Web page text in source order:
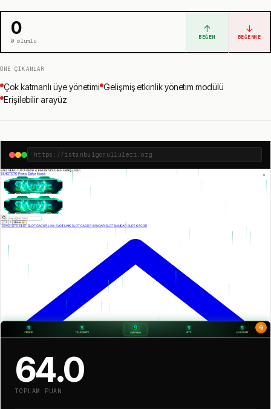
0
0olumlu
↑
BEĞEN
↓
BEĞENME
ÖNE ÇIKANLAR
Çok katmanlı üye yönetimi Gelişmiş etkinlik yönetim modülü
Erişilebilir arayüz
https://istanbulgonulluleri.org
64.0
TOPLAM PUAN